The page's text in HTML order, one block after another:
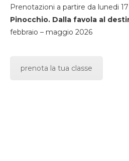
Prenotazioni a partire da lunedi
Pinocchio. Dalla favola al
febbraio – maggio 2026
prenota la tua classe